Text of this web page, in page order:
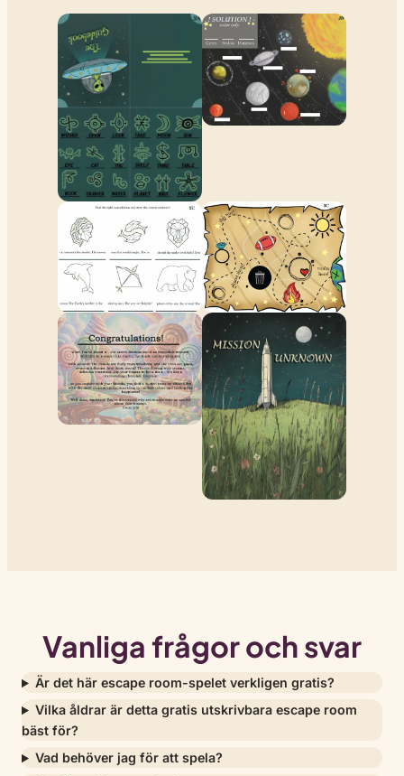
Vanliga frågor och svar
Är det här escape room-spelet verkligen gratis?
Vilka åldrar är detta gratis utskrivbara escape room
bäst för?
Vad behöver jag för att spela?